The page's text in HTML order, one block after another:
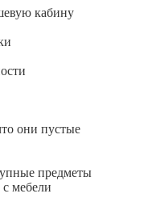
кабину
они пустые
предметы
мебели